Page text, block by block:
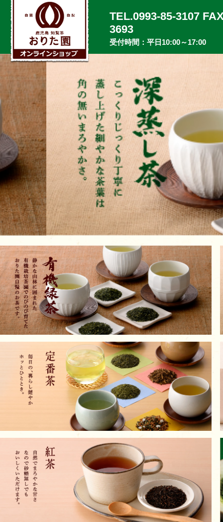
TEL.0993-85-3107
3693
受付時間：平日10:00～17:00